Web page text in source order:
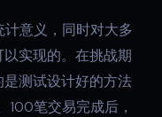
意义，同时对大多
实现的。在挑战期
测试设计好的方法
100笔交易完成后，